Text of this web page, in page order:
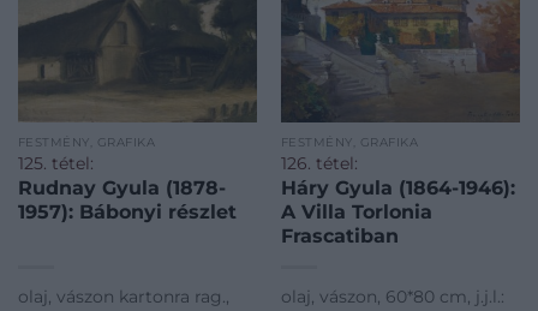
FESTMÉNY, GRAFIKA
125. tétel:
Rudnay Gyula (1878-
1957): Bábonyi részlet
olaj, vászon kartonra rag.,
FESTMÉNY, GRAFIKA
126. tétel:
Háry Gyula (1864-1946):
A Villa Torlonia
Frascatiban
olaj, vászon, 60*80 cm, j.j.l.: